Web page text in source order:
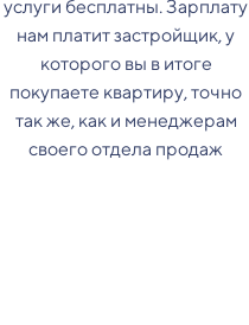
услуги бесплатны. Зарплату
нам платит застройщик, у
которого вы в итоге
покупаете квартиру, точно
так же, как и менеджерам
своего отдела продаж